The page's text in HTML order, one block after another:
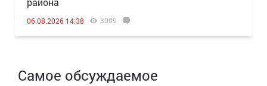
06.08.2026 14:38 3009
Самое обсуждаемое